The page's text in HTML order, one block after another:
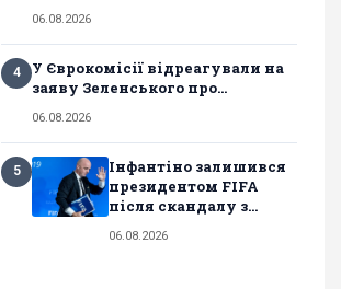
06.08.2026
4
У Єврокомісії відреагували на
заяву Зеленського про...
06.08.2026
5
Інфантіно залишився
президентом FIFA
після скандалу з...
06.08.2026